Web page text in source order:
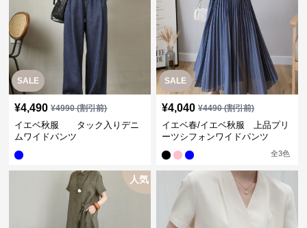
SALE
¥4,490 ¥4990(割引前)
イエベ秋服 タック入りデニ
ムワイドパンツ
SALE
¥4,040 ¥4490(割引前)
イエベ春/イエベ秋服 上品プリ
ーツシフォンワイドパンツ
全3色
人気